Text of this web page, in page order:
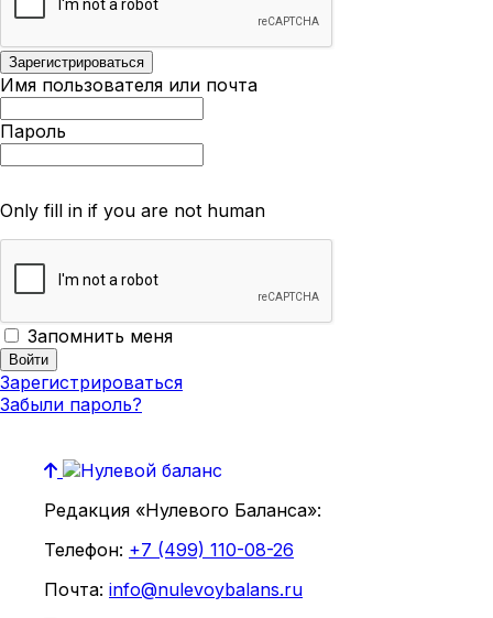
Имя пользователя или почта
Пароль
Only fill in if you are not human
Запомнить меня
Зарегистрироваться
Забыли пароль?
Редакция «Нулевого Баланса»:
Телефон: +7 (499) 110-08-26
Почта: info@nulevoybalans.ru